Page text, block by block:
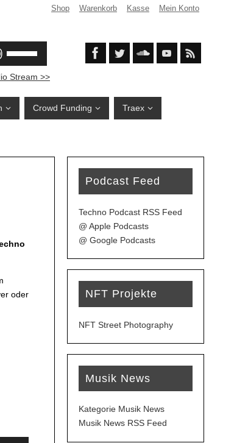
Shop Warenkorb Kasse Mein Konto
Stream >>
Crowd Funding Traex
oder
Podcast Feed
Techno Podcast RSS Feed
@ Apple Podcasts
@ Google Podcasts
NFT Projekte
NFT Street Photography
Musik News
Kategorie Musik News
Musik News RSS Feed